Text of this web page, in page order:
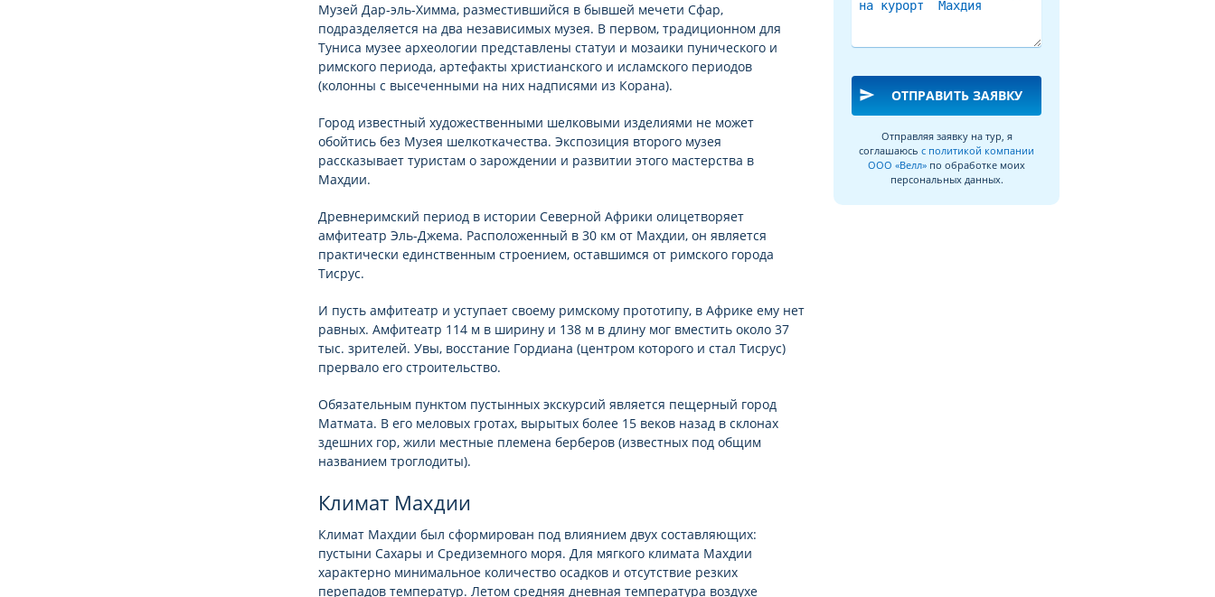
Музей Дар-эль-Химма, разместившийся в бывшей мечети Сфар,
подразделяется на два независимых музея. В первом, традиционном для
Туниса музее археологии представлены статуи и мозаики пунического и
римского периода, артефакты христианского и исламского периодов
(колонны с высеченными на них надписями из Корана).
Город известный художественными шелковыми изделиями не может
обойтись без Музея шелкоткачества. Экспозиция второго музея
рассказывает туристам о зарождении и развитии этого мастерства в
Махдии.
Древнеримский период в истории Северной Африки олицетворяет
амфитеатр Эль-Джема. Расположенный в 30 км от Махдии, он является
практически единственным строением, оставшимся от римского города
Тисрус.
И пусть амфитеатр и уступает своему римскому прототипу, в Африке ему нет
равных. Амфитеатр 114 м в ширину и 138 м в длину мог вместить около 37
тыс. зрителей. Увы, восстание Гордиана (центром которого и стал Тисрус)
прервало его строительство.
Обязательным пунктом пустынных экскурсий является пещерный город
Матмата. В его меловых гротах, вырытых более 15 веков назад в склонах
здешних гор, жили местные племена берберов (известных под общим
названием троглодиты).
Климат Махдии
Климат Махдии был сформирован под влиянием двух составляющих:
пустыни Сахары и Средиземного моря. Для мягкого климата Махдии
характерно минимальное количество осадков и отсутствие резких
перепадов температур. Летом средняя дневная температура воздухе
send ОТПРАВИТЬ ЗАЯВКУ
Отправляя заявку на тур, я
соглашаюсь с политикой компании
ООО «Велл» по обработке моих
персональных данных.